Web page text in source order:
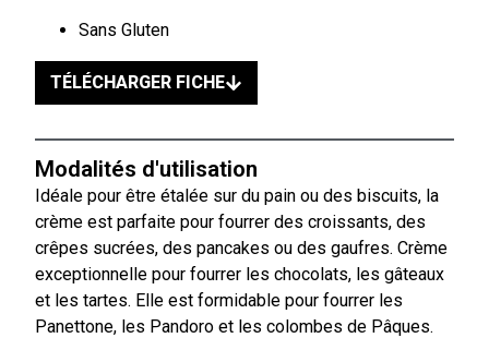
Sans Gluten
TÉLÉCHARGER FICHE
Modalités d'utilisation
Idéale pour être étalée sur du pain ou des biscuits, la
crème est parfaite pour fourrer des croissants, des
crêpes sucrées, des pancakes ou des gaufres. Crème
exceptionnelle pour fourrer les chocolats, les gâteaux
et les tartes. Elle est formidable pour fourrer les
Panettone, les Pandoro et les colombes de Pâques.